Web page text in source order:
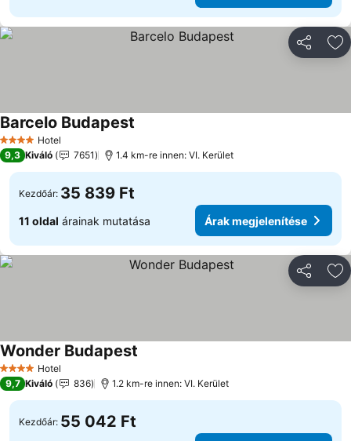
4 KategóriaHotel
Barcelo Budapest
9,3 Kiváló 7651 1.4 km-re innen: VI. Kerület
Kezdőár: 35 839 Ft
11 oldal árainak mutatása Árak megjelenítése
4 KategóriaHotel
Wonder Budapest
9,7 Kiváló 836 1.2 km-re innen: VI. Kerület
Kezdőár: 55 042 Ft